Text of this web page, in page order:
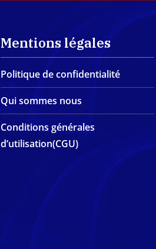
Mentions légales
Politique de confidentialité
Qui sommes nous
Conditions générales
d’utilisation(CGU)